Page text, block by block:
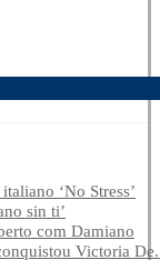
‘No Stress’
sin ti’
com Damiano
Victoria